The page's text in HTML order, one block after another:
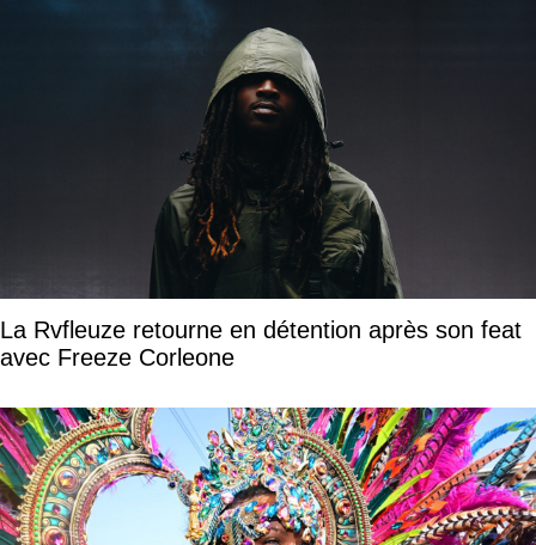
La Rvfleuze retourne en détention après son feat
avec Freeze Corleone